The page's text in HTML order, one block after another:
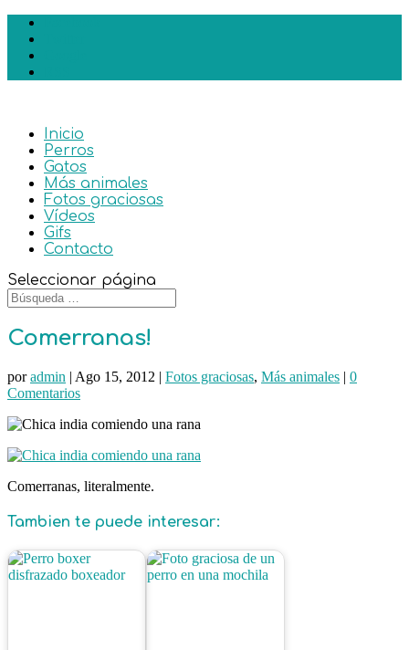
Inicio
Perros
Gatos
Más animales
Fotos graciosas
Vídeos
Gifs
Contacto
Seleccionar página
Comerranas!
poradmin | Ago 15, 2012 | Fotos graciosas, Más animales | 0
Comentarios
Comerranas, literalmente.
Tambien te puede interesar: